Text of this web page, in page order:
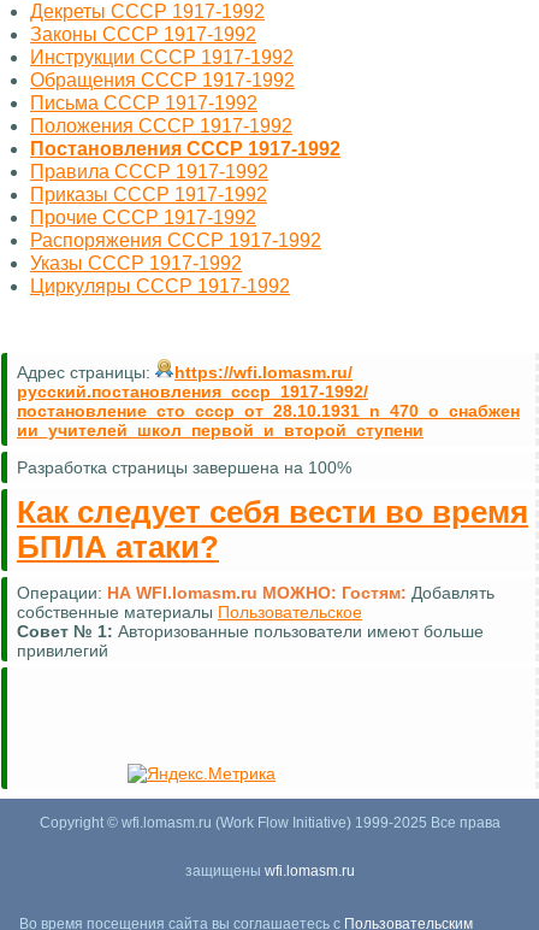
Декреты СССР 1917-1992
Законы СССР 1917-1992
Инструкции СССР 1917-1992
Обращения СССР 1917-1992
Письма СССР 1917-1992
Положения СССР 1917-1992
Постановления СССР 1917-1992
Правила СССР 1917-1992
Приказы СССР 1917-1992
Прочие СССР 1917-1992
Распоряжения СССР 1917-1992
Указы СССР 1917-1992
Циркуляры СССР 1917-1992
Адрес страницы:
https://wfi.lomasm.ru/
русский.постановления_ссср_1917-1992/
постановление_сто_ссср_от_28.10.1931_n_470_о_снабжен
ии_учителей_школ_первой_и_второй_ступени
Разработка страницы завершена на 100%
Как следует себя вести во время
БПЛА атаки?
Операции: НА WFI.lomasm.ru МОЖНО: Гостям: Добавлять
собственные материалы Пользовательское
Совет № 1: Авторизованные пользователи имеют больше
привилегий
Copyright © wfi.lomasm.ru (Work Flow Initiative) 1999-2025 Все права
защищены wfi.lomasm.ru
Во время посещения сайта вы соглашаетесь с Пользовательским